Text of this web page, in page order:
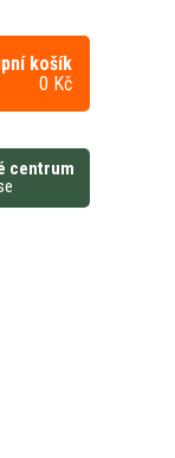
centrum
košík
0 Kč